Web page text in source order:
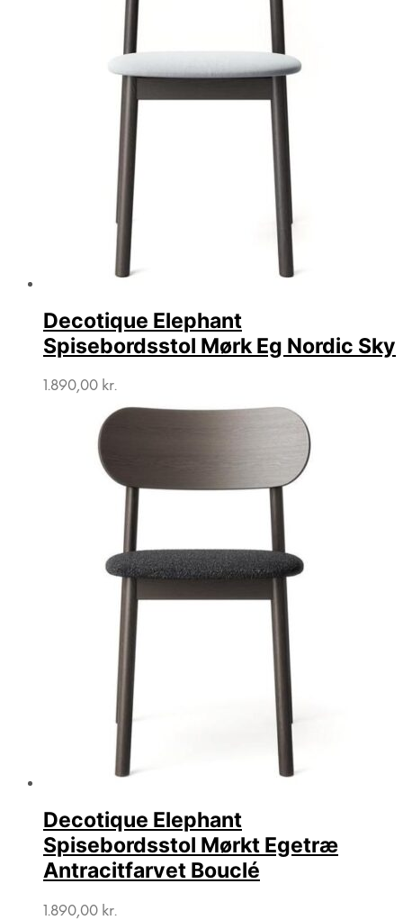
Decotique Elephant
Spisebordsstol Mørk Eg Nordic Sky
1.890,00 kr.
Decotique Elephant
Spisebordsstol Mørkt Egetræ
Antracitfarvet Bouclé
1.890,00 kr.